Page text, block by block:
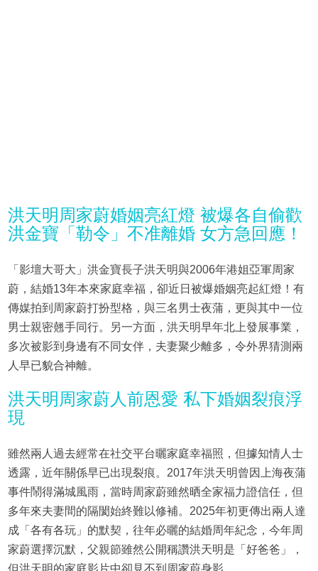
洪天明周家蔚婚姻亮紅燈 被爆各自偷歡
洪金寶「勒令」不准離婚 女方急回應！
「影壇大哥大」洪金寶長子洪天明與2006年港姐亞軍周家
蔚，結婚13年本來家庭幸福，卻近日被爆婚姻亮起紅燈！有
傳媒拍到周家蔚打扮型格，與三名男士夜蒲，更與其中一位
男士親密翹手同行。另一方面，洪天明早年北上發展事業，
多次被影到身邊有不同女伴，夫妻聚少離多，令外界猜測兩
人早已貌合神離。
洪天明周家蔚人前恩愛 私下婚姻裂痕浮
現
雖然兩人過去經常在社交平台曬家庭幸福照，但據知情人士
透露，近年關係早已出現裂痕。2017年洪天明曾因上海夜蒲
事件鬧得滿城風雨，當時周家蔚雖然晒全家福力證信任，但
多年來夫妻間的隔閡始終難以修補。2025年初更傳出兩人達
成「各有各玩」的默契，往年必曬的結婚周年紀念，今年周
家蔚選擇沉默，父親節雖然公開稱讚洪天明是「好爸爸」，
但洪天明的家庭影片中卻見不到周家蔚身影。